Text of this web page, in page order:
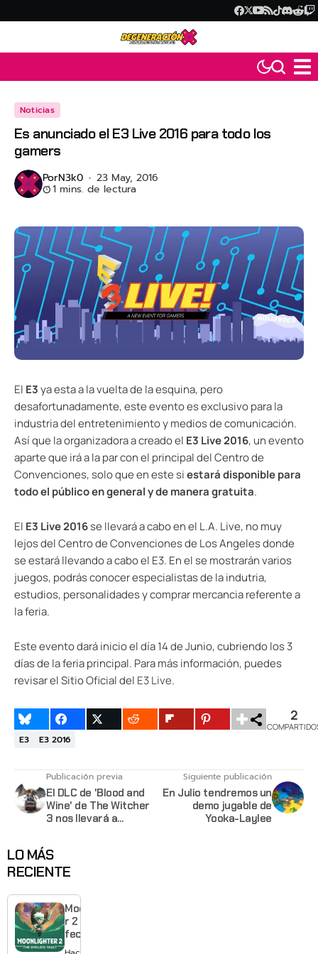
Noticias
Es anunciado el E3 Live 2016 para todo los
gamers
PorN3k0 23 May, 2016
1 mins. de lectura
El E3ya esta a la vuelta de la esquina, pero
desafortunadamente, este evento es exclusivo para la
industria del entretenimiento y medios de comunicación.
Así que la organizadora a creado el E3 Live 2016, un evento
aparte que irá a la par con el principal del Centro de
Convenciones, solo que en este siestará disponible para
todo el público en general y de manera gratuita.
El E3 Live 2016se llevará a cabo en el L.A. Live, no muy
lejos del Centro de Convenciones de Los Angeles donde
se estará llevando a cabo el E3. En el se mostrarán varios
juegos, podrás conocer especialistas de la indutria,
estudios, personalidades y comprar mercancia referente a
la feria.
Este evento dará inicio el día 14 de Junio, cubriendo los 3
días de la feria principal. Para más información, puedes
revisar el Sitio Oficial del E3 Live.
2
E3 E3 2016
Publicación previa
El DLC de 'Blood and
Wine' de The Witcher
3 nos llevará a
Siguiente publicación
En Julio tendremos un
demo jugable de
Yooka-Laylee
LO MÁS
RECIENTE
Moonlighte
r 2 ya tiene
fecha y
puedes